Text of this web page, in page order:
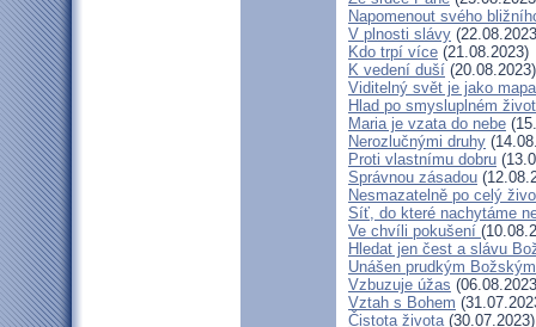
Napomenout svého
V plnosti slávy
Kdo trpí více (21.08.2023)
K vedení duší (20.08.2023)
Viditelný svět je jako mapa
Hlad po smysluplném
Maria je vzata do nebe
Nerozlučnými druhy
Proti vlastnímu dobru
Správnou zásadou
Nesmazatelně po celý
Síť, do které nachytáme
Ve chvíli pokušení
Hledat jen čest a slávu
Unášen prudkým
Vzbuzuje úžas
Vztah s Bohem
Čistota života(30.07.2023)